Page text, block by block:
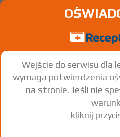
Wejście do serwisu dla
wymaga potwierdzenia
na stronie. Jeśli nie
kliknij